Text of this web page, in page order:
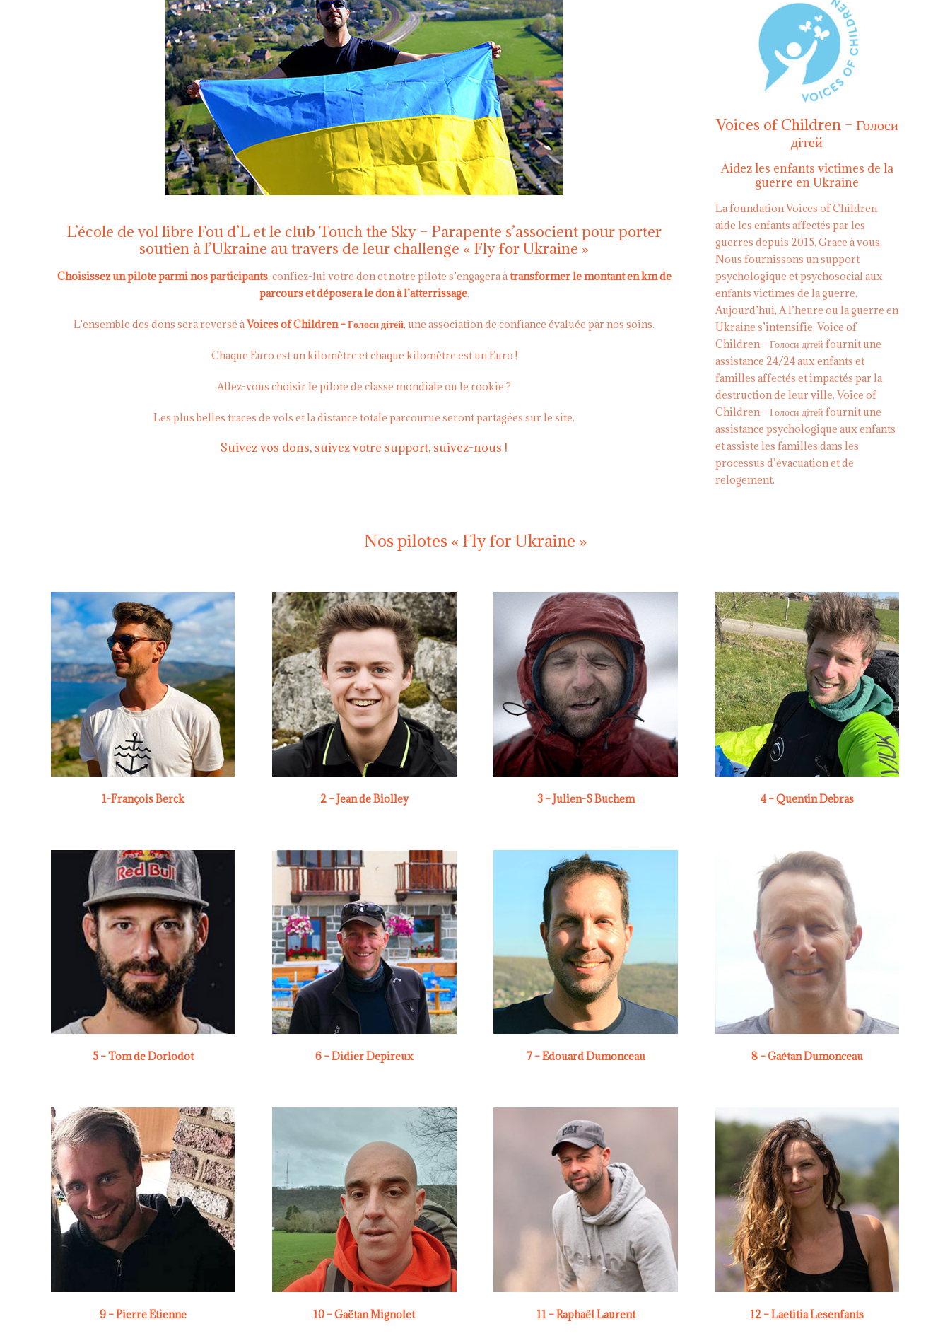
L’école de vol libre Fou d’L et le club Touch the Sky – Parapente s’associent pour porter
soutien à l’Ukraine au travers de leur challenge « Fly for Ukraine »
Choisissez un pilote parmi nos participants, confiez-lui votre don et notre pilote s’engagera àtransformer le montant en km de
parcours et déposera le don à l’atterrissage.
L’ensemble des dons sera reversé àVoices of Children – Голоси дітей, une association de confiance évaluée par nos soins.
Chaque Euro est un kilomètre et chaque kilomètre est un Euro !
Allez-vous choisir le pilote de classe mondiale ou le rookie ?
Les plus belles traces de vols et la distance totale parcourue seront partagées sur le site.
Suivez vos dons, suivez votre support, suivez-nous !
Voices of Children – Голоси
дітей
Aidez les enfants victimes de la
guerre en Ukraine
La foundation Voices of Children
aide les enfants affectés par les
guerres depuis 2015. Grace à vous,
Nous fournissons un support
psychologique et psychosocial aux
enfants victimes de la guerre.
Aujourd’hui, A l’heure ou la guerre en
Ukraine s’intensifie, Voice of
Children – Голоси дітей fournit une
assistance 24/24 aux enfants et
familles affectés et impactés par la
destruction de leur ville. Voice of
Children – Голоси дітей fournit une
assistance psychologique aux enfants
et assiste les familles dans les
processus d’évacuation et de
relogement.
Nos pilotes « Fly for Ukraine »
1-François Berck 2 – Jean de Biolley 3 – Julien-S Buchem 4 – Quentin Debras
5 – Tom de Dorlodot 6 – Didier Depireux 7 – Edouard Dumonceau 8 – Gaétan Dumonceau
9 – Pierre Etienne 10 – Gaëtan Mignolet 11 – Raphaël Laurent 12 – Laetitia Lesenfants